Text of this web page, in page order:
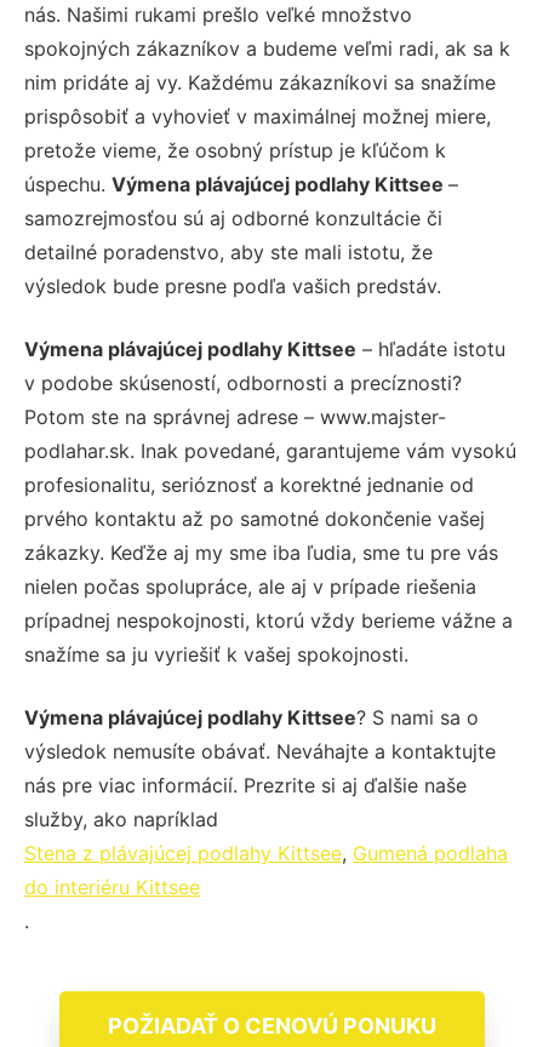
nás. Našimi rukami prešlo veľké množstvo
spokojných zákazníkov a budeme veľmi radi, ak sa k
nim pridáte aj vy. Každému zákazníkovi sa snažíme
prispôsobiť a vyhovieť v maximálnej možnej miere,
pretože vieme, že osobný prístup je kľúčom k
úspechu. Výmena plávajúcej podlahy Kittsee –
samozrejmosťou sú aj odborné konzultácie či
detailné poradenstvo, aby ste mali istotu, že
výsledok bude presne podľa vašich predstáv.
Výmena plávajúcej podlahy Kittsee – hľadáte istotu
v podobe skúseností, odbornosti a precíznosti?
Potom ste na správnej adrese – www.majster-
podlahar.sk. Inak povedané, garantujeme vám vysokú
profesionalitu, serióznosť a korektné jednanie od
prvého kontaktu až po samotné dokončenie vašej
zákazky. Keďže aj my sme iba ľudia, sme tu pre vás
nielen počas spolupráce, ale aj v prípade riešenia
prípadnej nespokojnosti, ktorú vždy berieme vážne a
snažíme sa ju vyriešiť k vašej spokojnosti.
Výmena plávajúcej podlahy Kittsee? S nami sa o
výsledok nemusíte obávať. Neváhajte a kontaktujte
nás pre viac informácií. Prezrite si aj ďalšie naše
služby, ako napríklad
Stena z plávajúcej podlahy Kittsee, Gumená podlaha
do interiéru Kittsee
.
POŽIADAŤ O CENOVÚ PONUKU